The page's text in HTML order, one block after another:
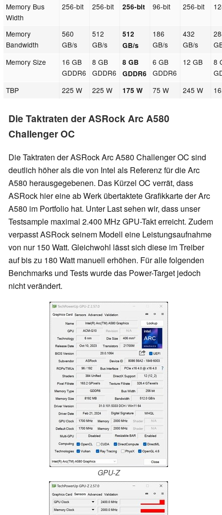
Memory Bus
Width
256-bit 256-bit 256-bit 96-bit 256-bit
Memory
Bandwidth
560
GB/s
512
GB/s
512
GB/s
186
GB/s
432
GB/s
Memory Size
16 GB
GDDR6
8 GB
GDDR6
8 GB
GDDR6
6 GB
GDDR6
12 GB
8
TBP
225 W 225 W 175 W 75 W 245 W
Die Taktraten der ASRock Arc A580
Challenger OC
Die Taktraten der ASRock Arc A580 Challenger OC sind
deutlich höher als die von Intel als Referenz für die Arc
A580 herausgegebenen. Das Kürzel OC verrät, dass
ASRock hier eine ab Werk übertaktete Grafikkarte der Arc
A580 im Portfolio hat. Unter Last sehen wir, dass unser
Testsample maximal 2.400 MHz GPU-Takt erreicht. Zudem
verpasst ASRock seinem Modell eine Leistungsaufnahme
von nur 150 Watt. Gleichwohl lässt sich diese im Treiber
auf bis zu 180 Watt manuell erhöhen. Für alle folgenden
Benchmarks und Tests wurde das Power-Target jedoch
nicht verändert.
GPU-Z